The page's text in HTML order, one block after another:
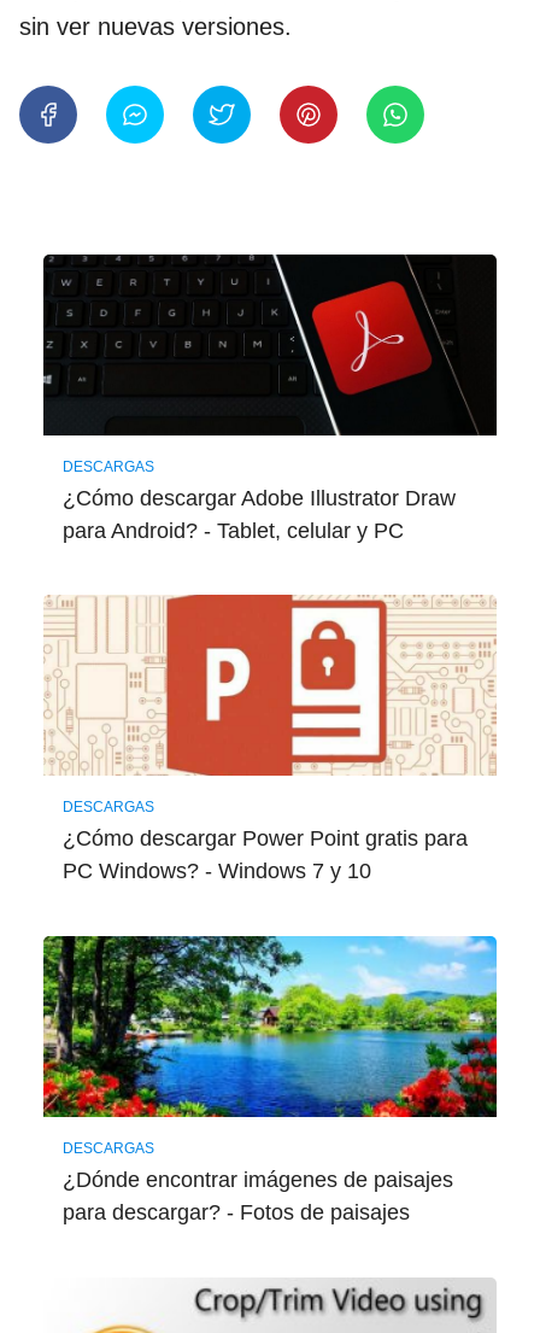
sin ver nuevas versiones.
DESCARGAS
¿Cómo descargar Adobe Illustrator Draw
para Android? - Tablet, celular y PC
DESCARGAS
¿Cómo descargar Power Point gratis para
PC Windows? - Windows 7 y 10
DESCARGAS
¿Dónde encontrar imágenes de paisajes
para descargar? - Fotos de paisajes